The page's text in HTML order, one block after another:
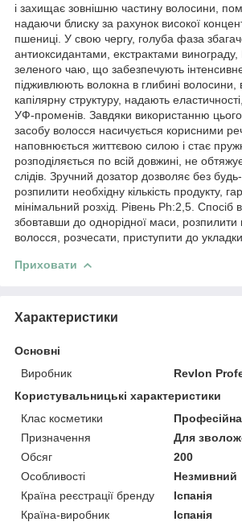
і захищає зовнішню частину волосини,
надаючи блиску за рахунок високої
пшениці. У свою чергу, голуба фаза
антиоксидантами, екстрактами винограду,
зеленого чаю, що забезпечують
підживлюють волокна в глибині волосини,
капілярну структуру, надають
УФ-променів. Завдяки використанню
засобу волосся насичується корисними
наповнюється життєвою силою і стає
розподіляється по всій довжині, не
слідів. Зручний дозатор дозволяє без
розпилити необхідну кількість продукту,
мінімальний розхід. Рівень Ph:2,5. Спосіб
збовтавши до однорідної маси, розпилити
волосся, розчесати, приступити до
Приховати
Характеристики
Основні
Виробник
Revlon
Користувальницькі характеристики
Клас косметики
Професійна
Призначення
Для
Обсяг
200
Особливості
Незмивний
Країна реєстрації бренду
Іспанія
Країна-виробник
Іспанія